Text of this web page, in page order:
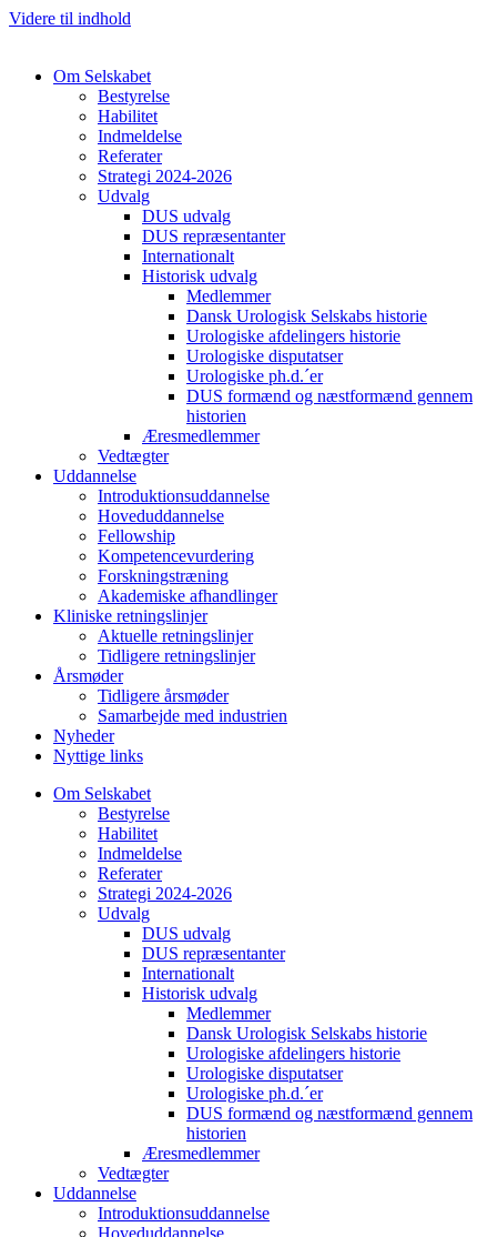
Videre til indhold
Om Selskabet
Bestyrelse
Habilitet
Indmeldelse
Referater
Strategi 2024-2026
Udvalg
DUS udvalg
DUS repræsentanter
Internationalt
Historisk udvalg
Medlemmer
Dansk Urologisk Selskabs historie
Urologiske afdelingers historie
Urologiske disputatser
Urologiske ph.d.´er
DUS formænd og næstformænd gennem
historien
Æresmedlemmer
Vedtægter
Uddannelse
Introduktionsuddannelse
Hoveduddannelse
Fellowship
Kompetencevurdering
Forskningstræning
Akademiske afhandlinger
Kliniske retningslinjer
Aktuelle retningslinjer
Tidligere retningslinjer
Årsmøder
Tidligere årsmøder
Samarbejde med industrien
Nyheder
Nyttige links
Om Selskabet
Bestyrelse
Habilitet
Indmeldelse
Referater
Strategi 2024-2026
Udvalg
DUS udvalg
DUS repræsentanter
Internationalt
Historisk udvalg
Medlemmer
Dansk Urologisk Selskabs historie
Urologiske afdelingers historie
Urologiske disputatser
Urologiske ph.d.´er
DUS formænd og næstformænd gennem
historien
Æresmedlemmer
Vedtægter
Uddannelse
Introduktionsuddannelse
Hoveduddannelse